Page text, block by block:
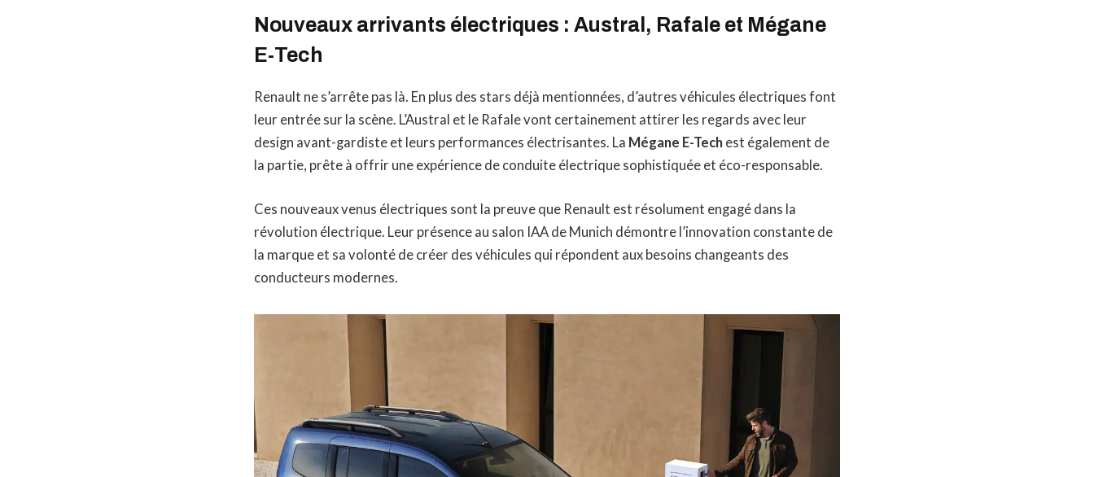
Nouveaux arrivants électriques : Austral, Rafale et Mégane
E-Tech
Renault ne s’arrête pas là. En plus des stars déjà mentionnées, d’autres véhicules électriques font
leur entrée sur la scène. L’Austral et le Rafale vont certainement attirer les regards avec leur
design avant-gardiste et leurs performances électrisantes. La Mégane E-Tech est également de
la partie, prête à offrir une expérience de conduite électrique sophistiquée et éco-responsable.
Ces nouveaux venus électriques sont la preuve que Renault est résolument engagé dans la
révolution électrique. Leur présence au salon IAA de Munich démontre l’innovation constante de
la marque et sa volonté de créer des véhicules qui répondent aux besoins changeants des
conducteurs modernes.